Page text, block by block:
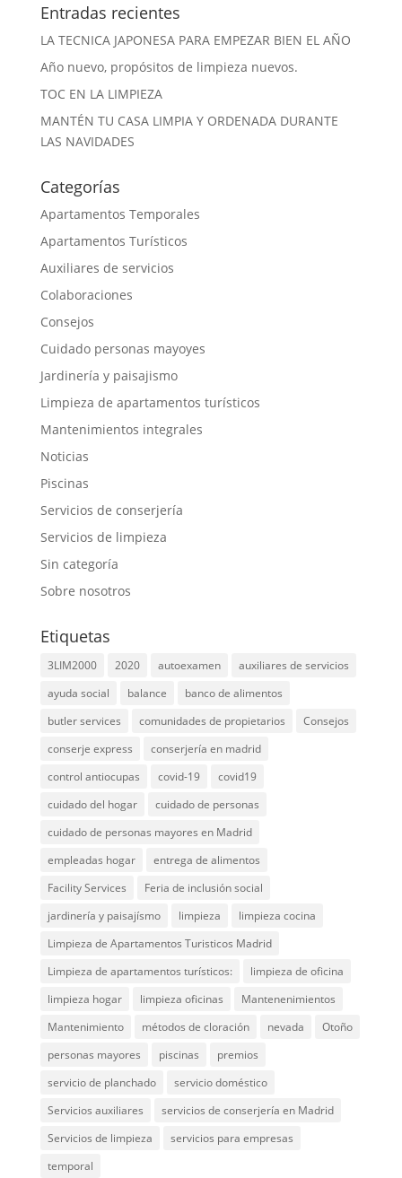
Entradas recientes
LA TECNICA JAPONESA PARA EMPEZAR BIEN EL AÑO
Año nuevo, propósitos de limpieza nuevos.
TOC EN LA LIMPIEZA
MANTÉN TU CASA LIMPIA Y ORDENADA DURANTE
LAS NAVIDADES
Categorías
Apartamentos Temporales
Apartamentos Turísticos
Auxiliares de servicios
Colaboraciones
Consejos
Cuidado personas mayoyes
Jardinería y paisajismo
Limpieza de apartamentos turísticos
Mantenimientos integrales
Noticias
Piscinas
Servicios de conserjería
Servicios de limpieza
Sin categoría
Sobre nosotros
Etiquetas
3LIM2000 2020 autoexamen
auxiliares de servicios
ayuda social
balance
banco de alimentos
butler services
comunidades de propietarios
Consejos
conserje express
conserjería en madrid
control antiocupas
covid-19
covid19
cuidado del hogar
cuidado de personas
cuidado de personas mayores en Madrid
empleadas hogar
entrega de alimentos
Facility Services
Feria de inclusión social
jardinería y paisajísmo
limpieza
limpieza cocina
Limpieza de Apartamentos Turisticos Madrid
Limpieza de apartamentos turísticos:
limpieza de oficina
limpieza hogar
limpieza oficinas
Mantenenimientos
Mantenimiento
métodos de cloración nevada
Otoño
personas mayores
piscinas
premios
servicio de planchado
servicio doméstico
Servicios auxiliares
servicios de conserjería en Madrid
Servicios de limpieza
servicios para empresas
temporal